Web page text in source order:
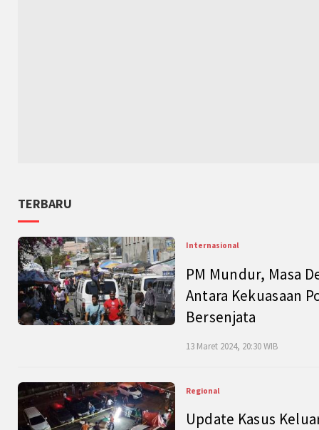
TERBARU
Internasional
PM Mundur, Masa
Antara Kekuasaan
Bersenjata
13 Maret 2024, 20:30 WIB
Regional
Update Kasus